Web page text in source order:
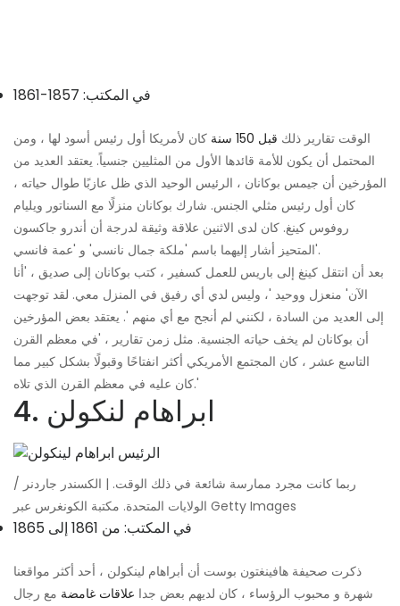
في المكتب: 1857-1861
الوقت تقارير ذلك قبل 150 سنة
كان لأمريكا أول رئيس أسود لها ، ومن
المحتمل أن يكون للأمة قائدها الأول من المثليين جنسياً. يعتقد العديد من
المؤرخين أن جيمس بوكانان ، الرئيس الوحيد الذي ظل عازبًا طوال حياته ،
كان أول رئيس مثلي الجنس. شارك بوكانان منزلًا مع السناتور ويليام
روفوس كينغ. كان لدى الاثنين علاقة وثيقة لدرجة أن أندرو جاكسون
المتحيز أشار إليهما باسم 'ملكة جمال نانسي' و 'عمة فانسي'.
بعد أن انتقل كينغ إلى باريس للعمل كسفير ، كتب بوكانان إلى صديق ، 'أنا
الآن' منعزل ووحيد '، وليس لدي أي رفيق في المنزل معي. لقد توجهت
إلى العديد من السادة ، لكنني لم أنجح مع أي منهم '. يعتقد بعض المؤرخين
أن بوكانان لم يخف حياته الجنسية. مثل زمن تقارير ، 'في معظم القرن
التاسع عشر ، كان المجتمع الأمريكي أكثر انفتاحًا وقبولًا بشكل كبير مما
كان عليه في معظم القرن الذي تلاه.'
4. ابراهام لنكولن
ربما كانت مجرد ممارسة شائعة في ذلك الوقت. | الكسندر جاردنر /
الولايات المتحدة. مكتبة الكونغرس عبر Getty Images
في المكتب: من 1861 إلى 1865
ذكرت صحيفة هافينغتون بوست أن أبراهام لينكولن ، أحد أكثر مواقعنا
شهرة و محبوب الرؤساء ، كان لديهم بعض جدا علاقات غامضة مع رجال